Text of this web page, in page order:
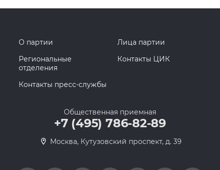
О партии
Лица партии
Региональные
отделения
Контакты ЦИК
Контакты пресс-службы
Общественная приемная
+7 (495) 786-82-89
Москва, Кутузовский проспект, д. 39